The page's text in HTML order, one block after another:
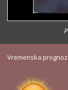
Vremenska